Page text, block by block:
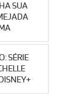
SUA
SÉRIE